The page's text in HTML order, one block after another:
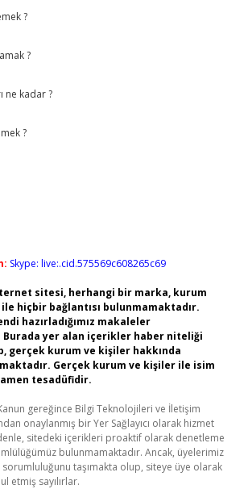
?
?
ne kadar ?
?
Skype: live:.cid.575569c608265c69
sitesi, herhangi bir marka, kurum
hiçbir bağlantısı bulunmamaktadır.
hazırladığımız makaleler
Burada yer alan içerikler haber niteliği
gerçek kurum ve kişiler hakkında
Gerçek kurum ve kişiler ile isim
tesadüfidir.
Kanun gereğince Bilgi Teknolojileri ve İletişim
onaylanmış bir Yer Sağlayıcı olarak hizmet
sitedeki içerikleri proaktif olarak denetleme
bulunmamaktadır. Ancak, üyelerimiz
sorumluluğunu taşımakta olup, siteye üye olarak
etmiş sayılırlar.